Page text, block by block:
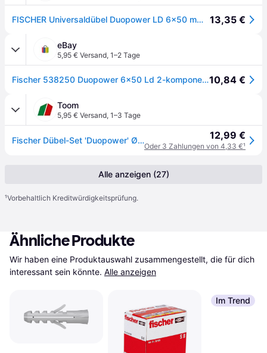
FISCHER Universaldübel Duopower LD 6x50 mm (100 St.) 13,35 €
eBay
5,95 € Versand, 1–2 Tage
Fischer 538250 Duopower 6x50 Ld 2-komponenten-dübel 50 Mm 6 Mm 100 St.10,84 €
Toom
5,95 € Versand, 1–3 Tage
Fischer Dübel-Set 'Duopower' Ø 6 x 50 mm, 100-teilig 12,99 €
Oder 3 Zahlungen von 4,33 €¹
Alle anzeigen (27)
¹Vorbehaltlich Kreditwürdigkeitsprüfung.
Ähnliche Produkte
Wir haben eine Produktauswahl zusammengestellt, die für dich
interessant sein könnte. Alle anzeigen
Im Trend